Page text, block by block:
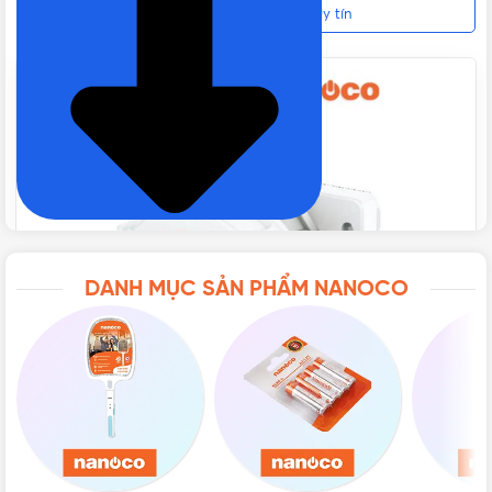
CHẤT LIỆU Polyamid 6
TIÊU CHUẨN
NHIỆT ĐỘ HOẠT ĐỘNG
ĐÓNG GÓI 10 cái/hộp, 60 cái/thùng
32A 5P 400V IP67 Chính hãng, Giá tốt, Uy tín
DANH MỤC SẢN PHẨM NANOCO